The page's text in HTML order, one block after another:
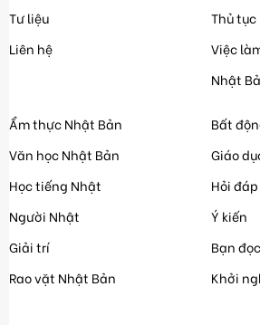
Tư liệu
Liên hệ
Thủ
Việc
Nhật
Ẩm thực Nhật Bản
Văn học Nhật Bản
Học tiếng Nhật
Người Nhật
Giải trí
Rao vặt Nhật Bản
Bất
Giáo
Hỏi đáp
Ý kiến
Bạn
Khởi